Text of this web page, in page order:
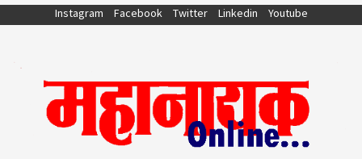
Instagram Facebook Twitter Linkedin Youtube